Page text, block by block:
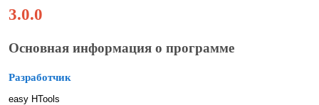
3.0.0
Основная информация о программе
Разработчик
easy HTools